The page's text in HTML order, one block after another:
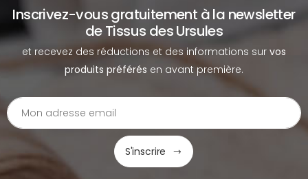
Inscrivez-vous gratuitement à la newsletter
de Tissus des Ursules
et recevez des réductions et des informations sur vos
produits préférés en avant première.
S'inscrire